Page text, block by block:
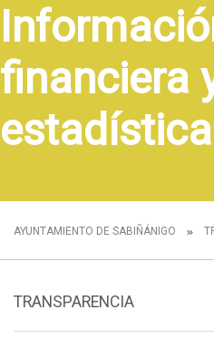
financiera
estadística
AYUNTAMIENTO DE SABIÑÁNIGO
TRANSPARENCIA